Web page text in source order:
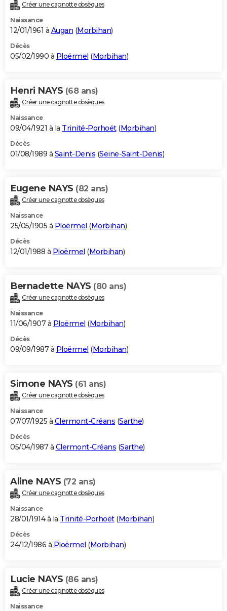
Créer une cagnotte obsèques
Naissance
12/01/1961 à Augan (Morbihan)
Décès
05/02/1990 à Ploërmel (Morbihan)
Henri NAYS (68 ans)
Créer une cagnotte obsèques
Naissance
09/04/1921 à la Trinité-Porhoët(Morbihan)
Décès
01/08/1989 à Saint-Denis (Seine-Saint-Denis)
Eugene NAYS (82 ans)
Créer une cagnotte obsèques
Naissance
25/05/1905 à Ploërmel (Morbihan)
Décès
12/01/1988 à Ploërmel (Morbihan)
Bernadette NAYS (80 ans)
Créer une cagnotte obsèques
Naissance
11/06/1907 à Ploërmel (Morbihan)
Décès
09/09/1987 à Ploërmel (Morbihan)
Simone NAYS (61 ans)
Créer une cagnotte obsèques
Naissance
07/07/1925 à Clermont-Créans (Sarthe)
Décès
05/04/1987 à Clermont-Créans (Sarthe)
Aline NAYS (72 ans)
Créer une cagnotte obsèques
Naissance
28/01/1914 à la Trinité-Porhoët(Morbihan)
Décès
24/12/1986 à Ploërmel (Morbihan)
Lucie NAYS (86 ans)
Créer une cagnotte obsèques
Naissance